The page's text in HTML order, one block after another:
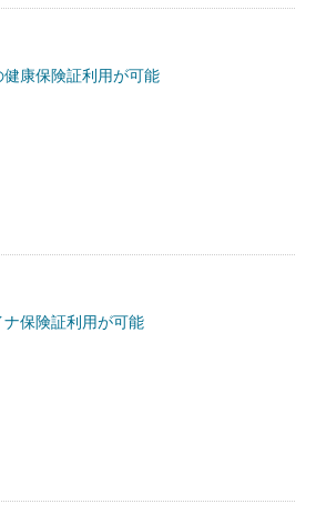
康保険証利用が可能
保険証利用が可能